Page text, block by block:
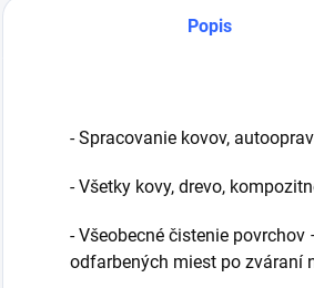
Popis
- Spracovanie kovov,
- Všetky kovy, drevo,
- Všeobecné čistenie
odfarbených miest po zváraní